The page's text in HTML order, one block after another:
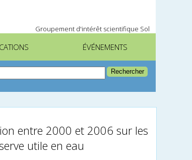
Groupement d'intérêt scientifique Sol
ÉVÉNEMENTS
entre 2000 et 2006 sur les
utile en eau